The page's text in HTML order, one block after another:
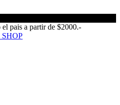
pais a partir de $2000.-